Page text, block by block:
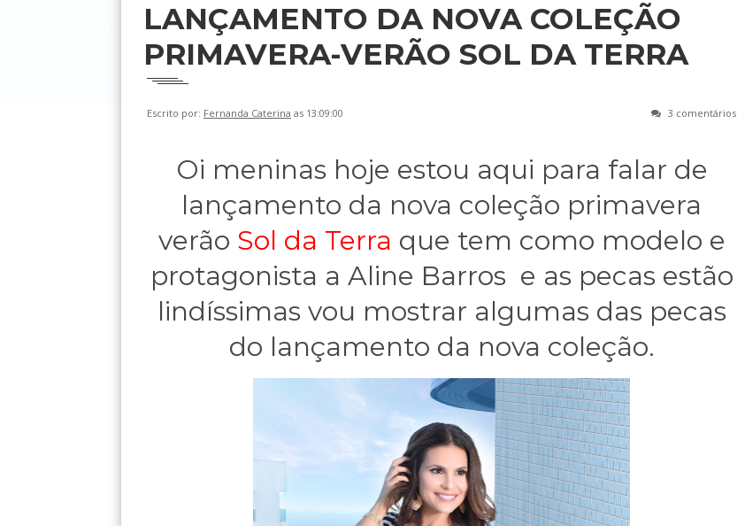
LANÇAMENTO DA NOVA COLEÇÃO
PRIMAVERA-VERÃO SOL DA TERRA
Escrito por: Fernanda Caterina as 13:09:00 3 comentários
Oi meninas hoje estou aqui para falar de
lançamento da nova coleção primavera
verão Sol da Terra que tem como modelo e
protagonista a Aline Barros e as pecas estão
lindíssimas vou mostrar algumas das pecas
do lançamento da nova coleção.